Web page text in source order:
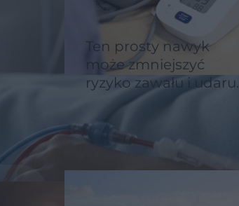
Ten prosty nawyk
może zmniejszyć
ryzyko zawału i udaru.
Zajmuje tylko minutę